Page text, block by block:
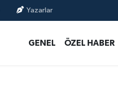
Yazarlar
GENEL ÖZEL HABER